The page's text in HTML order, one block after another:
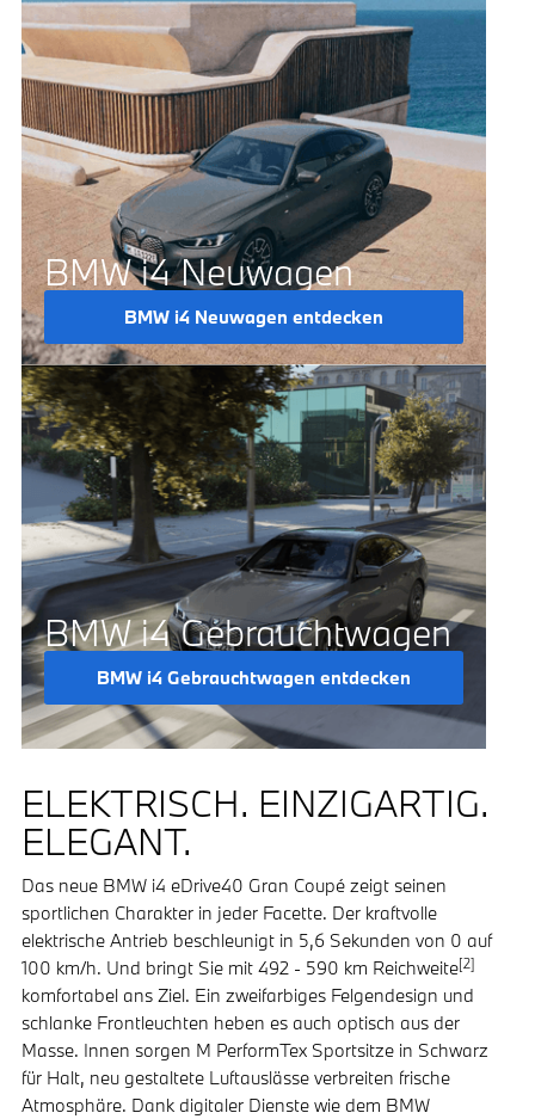
BMW i4 Neuwagen
BMW i4 Neuwagen entdecken
BMW i4 Gebrauchtwagen
BMW i4 Gebrauchtwagen entdecken
ELEKTRISCH. EINZIGARTIG.
ELEGANT.
Das neue BMW i4 eDrive40 Gran Coupé zeigt seinen
sportlichen Charakter in jeder Facette. Der kraftvolle
elektrische Antrieb beschleunigt in 5,6 Sekunden von 0 auf
100 km/h. Und bringt Sie mit 492 - 590 km Reichweite[2]
komfortabel ans Ziel. Ein zweifarbiges Felgendesign und
schlanke Frontleuchten heben es auch optisch aus der
Masse. Innen sorgen M PerformTex Sportsitze in Schwarz
für Halt, neu gestaltete Luftauslässe verbreiten frische
Atmosphäre. Dank digitaler Dienste wie dem BMW